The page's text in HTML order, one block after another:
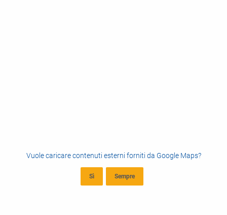
Vuole caricare contenuti esterni forniti da Google Maps?
Sì Sempre